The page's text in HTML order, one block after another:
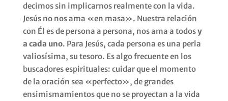
decimos sin implicarnos realmente con la vida.
Jesús no nos ama «en masa». Nuestra relación
con Él es de persona a persona, nos ama a todosy
a cada uno. Para Jesús, cada persona es una perla
valiosísima, su tesoro. Es algo frecuente en los
buscadores espirituales: cuidar que el momento
de la oración sea «perfecto», de grandes
ensimismamientos que no se proyectan a la vida